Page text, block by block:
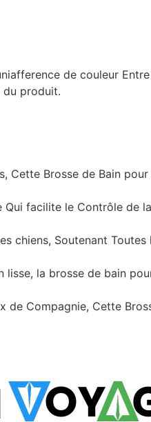
de couleur
du produit.
Cette Brosse de Bain
facilite le Contrôle de
chiens, Soutenant
la brosse de bain
de Compagnie, Cette